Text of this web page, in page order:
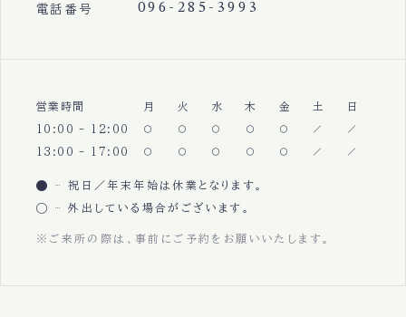
電話番号 096-285-3993
営業時間 月 火 水 木 金 土 日
10:00 - 12:00
13:00 - 17:00
祝日／年末年始は休業となります。
外出している場合がございます。
※ご来所の際は、事前にご予約をお願いいたします。